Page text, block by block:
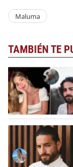
Maluma
TAMBIÉN TE